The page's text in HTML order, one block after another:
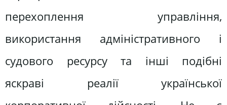
перехоплення управління,
використання адміністративного і
судового ресурсу та інші подібні
яскраві реалії української